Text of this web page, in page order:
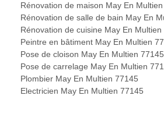
Rénovation de maison May En
Rénovation de salle de bain May En
Rénovation de cuisine May En Multien
Peintre en bâtiment May En Multien
Pose de cloison May En Multien 77145
Pose de carrelage May En Multien
Plombier May En Multien 77145
Electricien May En Multien 77145